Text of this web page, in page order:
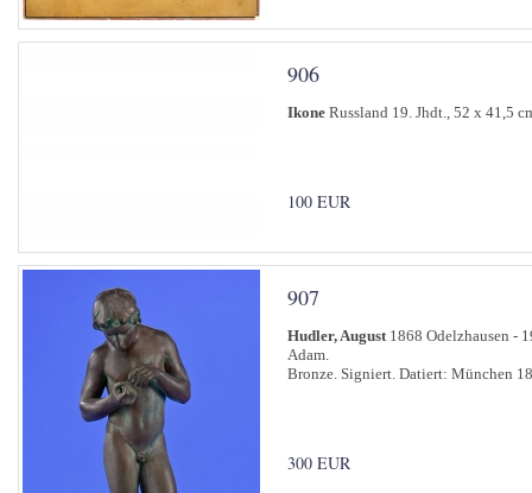
906
Ikone Russland 19. Jhdt., 52 x 41,5
100 EUR
907
Hudler, August1868 Odelzhausen -
Adam.
Bronze. Signiert. Datiert: München
300 EUR